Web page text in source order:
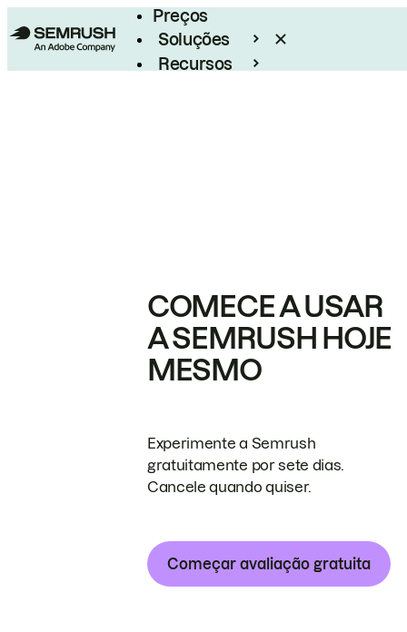
Preços
Soluções
Recursos
COMECE A USAR
A SEMRUSH HOJE
MESMO
Experimente a Semrush
gratuitamente por sete dias.
Cancele quando quiser.
Começar avaliação gratuita